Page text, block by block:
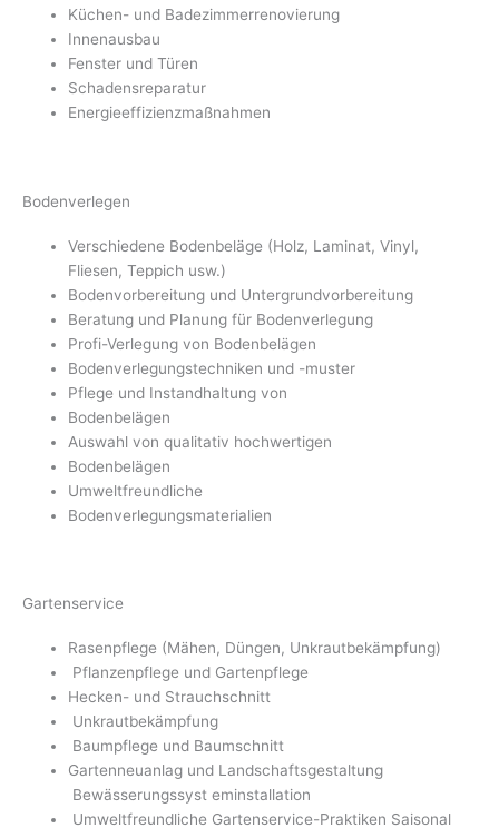
Küchen- und Badezimmerrenovierung
Innenausbau
Fenster und Türen
Schadensreparatur
Energieeffizienzmaßnahmen
Bodenverlegen
Verschiedene Bodenbeläge (Holz, Laminat, Vinyl,
Fliesen, Teppich usw.)
Bodenvorbereitung und Untergrundvorbereitung
Beratung und Planung für Bodenverlegung
Profi-Verlegung von Bodenbelägen
Bodenverlegungstechniken und -muster
Pflege und Instandhaltung von
Bodenbelägen
Auswahl von qualitativ hochwertigen
Bodenbelägen
Umweltfreundliche
Bodenverlegungsmaterialien
Gartenservice
Rasenpflege (Mähen, Düngen, Unkrautbekämpfung)
Pflanzenpflege und Gartenpflege
Hecken- und Strauchschnitt
Unkrautbekämpfung
Baumpflege und Baumschnitt
Gartenneuanlag und Landschaftsgestaltung
Bewässerungssyst eminstallation
Umweltfreundliche Gartenservice-Praktiken Saisonal